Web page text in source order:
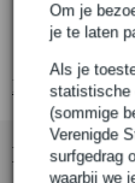
Om je
je te laten
Als je
statistische
(sommige
Verenigde
surfgedrag
waarbij we
wandsteun
beeldformaat:
Bekijk alle
Bekijk ook